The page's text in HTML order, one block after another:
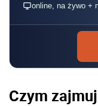
online, na żywo +
Czym